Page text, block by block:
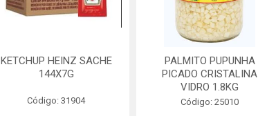
KETCHUP HEINZ SACHE
144X7G
Código: 31904
PALMITO PUPUNHA
PICADO CRISTALINA
VIDRO 1.8KG
Código: 25010